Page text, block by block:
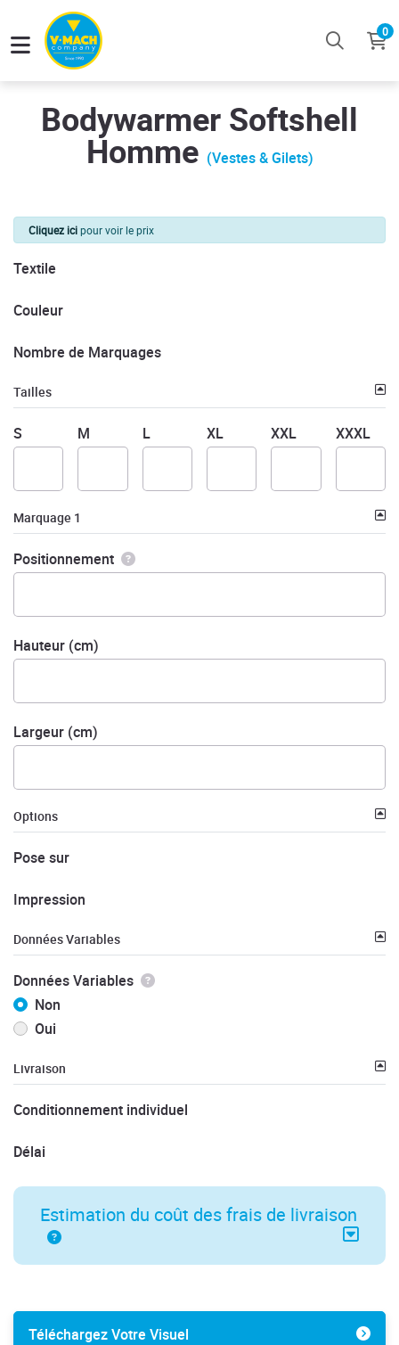
0
Bodywarmer Softshell
Homme (Vestes & Gilets)
Cliquez icipour voir le prix
Textile
Couleur
Nombre de Marquages
Tailles
S M L XL XXL XXXL
Marquage 1
Positionnement
Hauteur (cm)
Largeur (cm)
Options
Pose sur
Impression
Données Variables
Données Variables
Non
Oui
Livraison
Conditionnement individuel
Délai
Estimation du coût des frais de livraison
Téléchargez Votre Visuel